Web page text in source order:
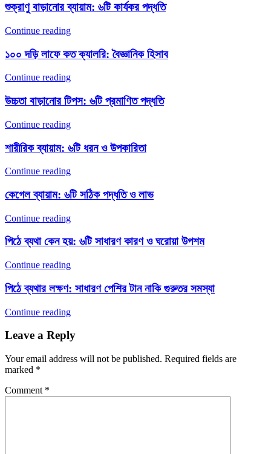
শুক্রাণু বাড়ানোর ব্যায়াম: ৬টি কার্যকর পদ্ধতি
Continue reading
১০০ দড়ি লাফে কত ক্যালরি: বৈজ্ঞানিক হিসাব
Continue reading
উচ্চতা বাড়ানোর টিপস: ৬টি প্রমাণিত পদ্ধতি
Continue reading
শারীরিক ব্যায়াম: ৬টি ধরন ও উপকারিতা
Continue reading
কেগেল ব্যায়াম: ৬টি সঠিক পদ্ধতি ও লাভ
Continue reading
পিঠে ব্যথা কেন হয়: ৬টি সাধারণ কারণ ও ঘরোয়া উপশম
Continue reading
পিঠে ব্যথার লক্ষণ: সাধারণ পেশির টান নাকি গুরুতর সমস্যা
Continue reading
Leave a Reply
Your email address will not be published. Required fields are
marked *
Comment *